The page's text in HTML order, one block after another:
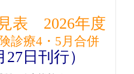
表 2026年度
診療4・5月合併
日刊行）